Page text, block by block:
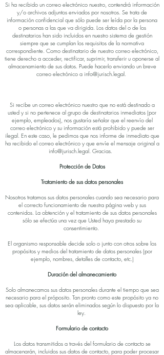
Si ha recibido un correo electrónico nuestro, contendrá información
y/o archivos adjuntos enviados por nosotros. Se trata de
información confidencial que sólo puede ser leída por la persona
o personas a las que va dirigida. Los datos del o de los
destinatarios han sido incluidos en nuestro sistema de gestión
siempre que se cumplan los requisitos de la normativa
correspondiente. Como destinatario de nuestro correo electrónico,
tiene derecho a acceder, rectificar, suprimir, transferir u oponerse al
almacenamiento de sus datos. Puede hacerlo enviando un breve
correo electrónico a info@jurisch.legal.
Si recibe un correo electrónico nuestro que no está destinado a
usted y si no pertenece al grupo de destinatarios inmediatos (por
ejemplo, empleados), nos gustaría señalar que el reenvío del
correo electrónico y su información está prohibido y puede ser
ilegal. En este caso, le pedimos que nos informe de inmediato que
ha recibido el correo electrónico y que envíe el mensaje original a
info@jurisch.legal. Gracias.
Protección de Datos
Tratamiento de sus datos personales
Nosotros tratamos sus datos personales cuando sea necesario para
el correcto funcionamiento de nuestra página web y sus
contenidos. La obtención y el tratamiento de sus datos personales
sólo se efectúa una vez que Usted haya prestado su
consentimiento.
El organismo responsable decide solo o junto con otros sobre los
propósitos y medios del tratamiento de datos personales (por
ejemplo, nombres, detalles de contacto, etc.)
Duración del almanecamiento
Solo almanecamos sus datos personales durante el tiempo que sea
necesario para el próposito. Tan pronto como este propósito ya no
sea aplicable, sus datos serán eliminados según lo dispuesto por la
ley.
Formulario de contacto
Los datos transmitidos a través del formulario de contacto se
almacenarán, incluidos sus datos de contacto, para poder procesar